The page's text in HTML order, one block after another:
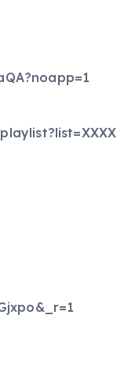
playlist?list=XXXX